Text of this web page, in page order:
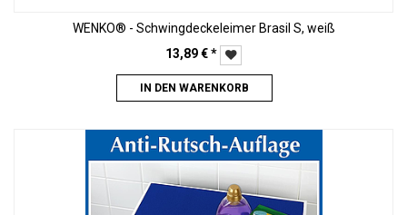
WENKO® - Schwingdeckeleimer Brasil S, weiß
13,89€*
IN DEN WARENKORB